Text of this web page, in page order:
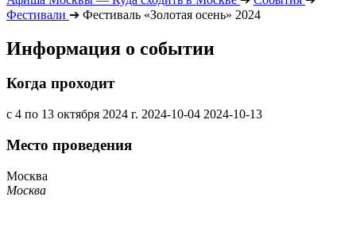
Фестивали ➔ Фестиваль «Золотая осень» 2024
Информация о событии
Когда проходит
с 4 по 13 октября 2024 г. 2024-10-04 2024-10-13
Место проведения
Москва
Москва